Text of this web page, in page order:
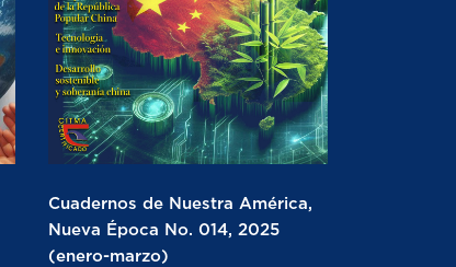
Cuadernos de Nuestra América,
Nueva Época No. 014, 2025
(enero-marzo)